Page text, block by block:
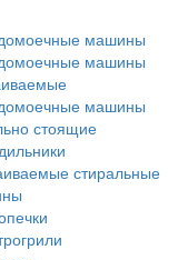
машины
машины
машины
стоящие
стиральные